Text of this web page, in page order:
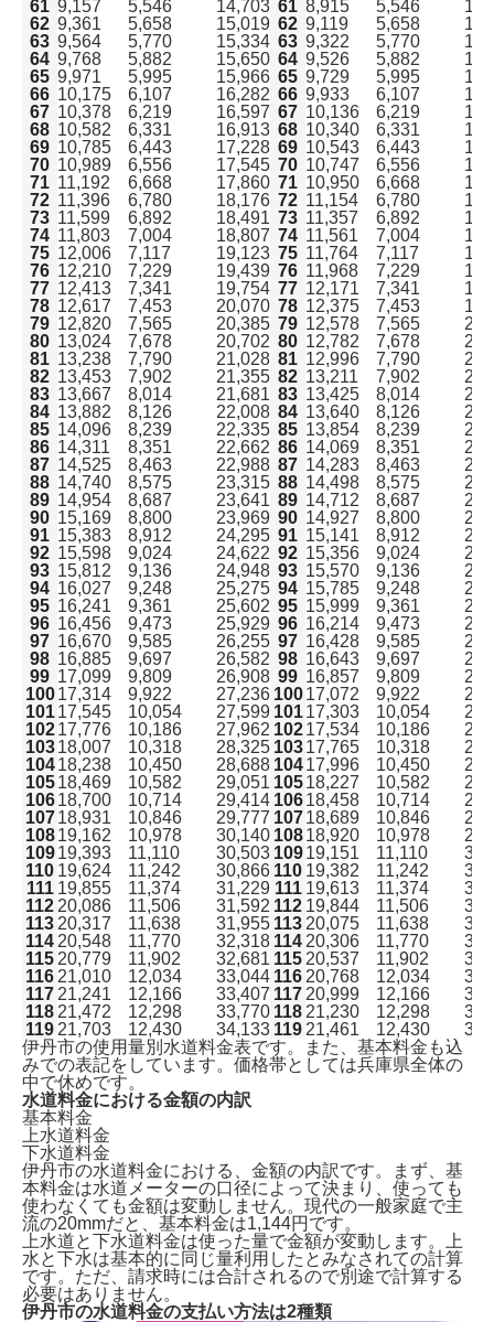
61 9,157 5,546 14,703 61 8,915 5,546
62 9,361 5,658 15,019 62 9,119 5,658
63 9,564 5,770 15,334 63 9,322 5,770
64 9,768 5,882 15,650 64 9,526 5,882
65 9,971 5,995 15,966 65 9,729 5,995
66 10,175 6,107 16,282 66 9,933 6,107
67 10,378 6,219 16,597 67 10,136 6,219
68 10,582 6,331 16,913 68 10,340 6,331
69 10,785 6,443 17,228 69 10,543 6,443
70 10,989 6,556 17,545 70 10,747 6,556
71 11,192 6,668 17,860 71 10,950 6,668
72 11,396 6,780 18,176 72 11,154 6,780
73 11,599 6,892 18,491 73 11,357 6,892
74 11,803 7,004 18,807 74 11,561 7,004
75 12,006 7,117 19,123 75 11,764 7,117
76 12,210 7,229 19,439 76 11,968 7,229
77 12,413 7,341 19,754 77 12,171 7,341
78 12,617 7,453 20,070 78 12,375 7,453
79 12,820 7,565 20,385 79 12,578 7,565
80 13,024 7,678 20,702 80 12,782 7,678
81 13,238 7,790 21,028 81 12,996 7,790
82 13,453 7,902 21,355 82 13,211 7,902
83 13,667 8,014 21,681 83 13,425 8,014
84 13,882 8,126 22,008 84 13,640 8,126
85 14,096 8,239 22,335 85 13,854 8,239
86 14,311 8,351 22,662 86 14,069 8,351
87 14,525 8,463 22,988 87 14,283 8,463
88 14,740 8,575 23,315 88 14,498 8,575
89 14,954 8,687 23,641 89 14,712 8,687
90 15,169 8,800 23,969 90 14,927 8,800
91 15,383 8,912 24,295 91 15,141 8,912
92 15,598 9,024 24,622 92 15,356 9,024
93 15,812 9,136 24,948 93 15,570 9,136
94 16,027 9,248 25,275 94 15,785 9,248
95 16,241 9,361 25,602 95 15,999 9,361
96 16,456 9,473 25,929 96 16,214 9,473
97 16,670 9,585 26,255 97 16,428 9,585
98 16,885 9,697 26,582 98 16,643 9,697
99 17,099 9,809 26,908 99 16,857 9,809
100 17,314 9,922 27,236 100 17,072 9,922
101 17,545 10,054 27,599 101 17,303 10,054
102 17,776 10,186 27,962 102 17,534 10,186
103 18,007 10,318 28,325 103 17,765 10,318
104 18,238 10,450 28,688 104 17,996 10,450
105 18,469 10,582 29,051 105 18,227 10,582
106 18,700 10,714 29,414 106 18,458 10,714
107 18,931 10,846 29,777 107 18,689 10,846
108 19,162 10,978 30,140 108 18,920 10,978
109 19,393 11,110 30,503 109 19,151 11,110
110 19,624 11,242 30,866 110 19,382 11,242
111 19,855 11,374 31,229 111 19,613 11,374
112 20,086 11,506 31,592 112 19,844 11,506
113 20,317 11,638 31,955 113 20,075 11,638
114 20,548 11,770 32,318 114 20,306 11,770
115 20,779 11,902 32,681 115 20,537 11,902
116 21,010 12,034 33,044 116 20,768 12,034
117 21,241 12,166 33,407 117 20,999 12,166
118 21,472 12,298 33,770 118 21,230 12,298
119 21,703 12,430 34,133 119 21,461 12,430
伊丹市の使用量別水道料金表です。また、基本料金も込
みでの表記をしています。価格帯としては兵庫県全体の
中で休めです。
水道料金における金額の内訳
基本料金
上水道料金
下水道料金
伊丹市の水道料金における、金額の内訳です。まず、基
本料金は水道メーターの口径によって決まり、使っても
使わなくても金額は変動しません。現代の一般家庭で主
流の20mmだと、基本料金は1,144円 です。
上水道と下水道料金は使った量で金額が変動します。上
水と下水は基本的に同じ量利用したとみなされての計算
です。ただ、請求時には合計されるので別途で計算する
必要はありません。
伊丹市の水道料金の支払い方法は2種類
伊丹市で水道を開栓する方法は2種類
ガスや電気も申し込むなら「全国水道サポートセンタ
ー」からがおすすめ！
伊丹市で水道手続きに必要な情報
伊丹市の水道料金一覧表
伊丹市の水道料金の支払い方法は2種類
水道に関する引越し後の注意点
よくある質問
まとめ｜伊丹市での水道手続き